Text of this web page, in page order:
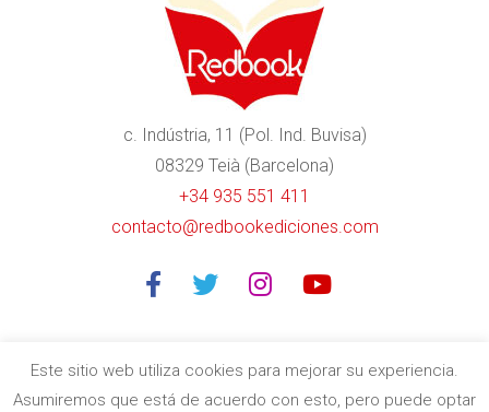
c. Indústria, 11 (Pol. Ind. Buvisa)
08329 Teià (Barcelona)
+34 935 551 411
contacto@redbookediciones.com
Editorial especializada en libros divulgativos de calidad en
Este sitio web utiliza cookies para mejorar su experiencia.
Asumiremos que está de acuerdo con esto, pero puede optar